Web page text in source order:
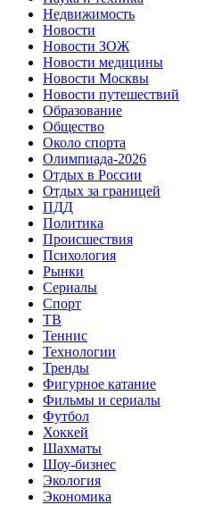
Недвижимость
Новости
Новости ЗОЖ
Новости медицины
Новости Москвы
Новости путешествий
Образование
Общество
Около спорта
Олимпиада-2026
Отдых в России
Отдых за границей
ПДД
Политика
Происшествия
Психология
Рынки
Сериалы
Спорт
ТВ
Теннис
Технологии
Тренды
Фигурное катание
Фильмы и сериалы
Футбол
Хоккей
Шахматы
Шоу-бизнес
Экология
Экономика